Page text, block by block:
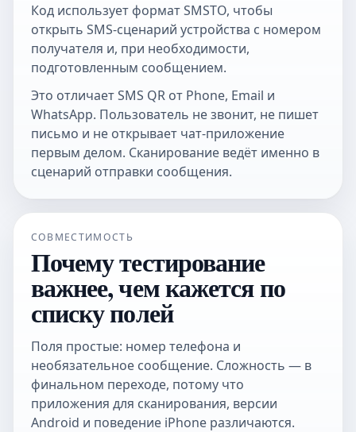
Код использует формат SMSTO, чтобы
открыть SMS-сценарий устройства с номером
получателя и, при необходимости,
подготовленным сообщением.
Это отличает SMS QR от Phone, Email и
WhatsApp. Пользователь не звонит, не пишет
письмо и не открывает чат-приложение
первым делом. Сканирование ведёт именно в
сценарий отправки сообщения.
СОВМЕСТИМОСТЬ
Почему тестирование
важнее, чем кажется по
списку полей
Поля простые: номер телефона и
необязательное сообщение. Сложность — в
финальном переходе, потому что
приложения для сканирования, версии
Android и поведение iPhone различаются.